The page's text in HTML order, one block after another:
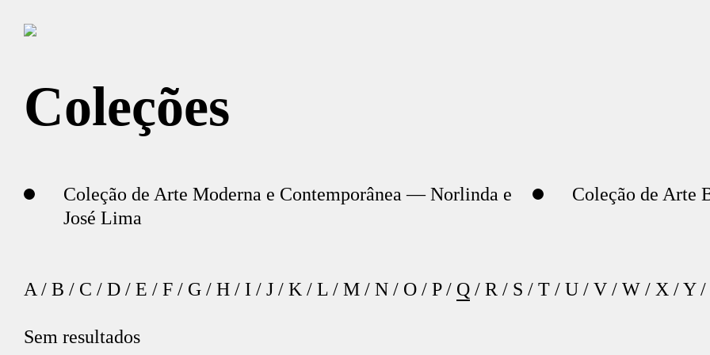
Coleções
Coleção de Arte Moderna e Contemporânea — Norlinda e
José Lima
Coleção de Arte
A / B / C / D / E / F / G / H / I / J / K / L / M / N / O / P/ Q / R / S / T / U / V / W / X /Y/
Sem resultados